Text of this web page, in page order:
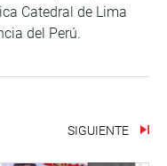
Catedral de Lima
del Perú.
SIGUIENTE